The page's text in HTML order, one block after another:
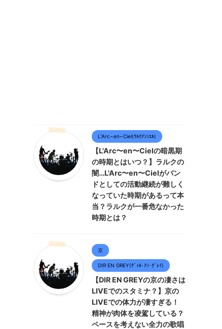
L’Arc~en~Ciel(ﾗﾙｸｱﾝｼｴﾙ)
【L'Arc〜en〜Cielの暗黒期
の時期とはいつ？】ラルクの
闇…L'Arc〜en〜Cielがバン
ドとしての活動継続が難しく
なっていた時期があるって本
当？ラルクが一番危なかった
時期とは？
京
DIR EN GREY(ﾃﾞｨﾙ･ｱﾝ･ｸﾞﾚｲ)
【DIR EN GREYの京の凄さは
LIVEでのスタミナ？】京の
LIVEでの体力が凄すぎる！
精神が肉体を凌駕している？
ペースを考えない全力の歌唱